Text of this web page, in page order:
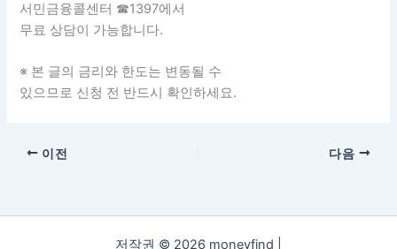
서민금융콜센터 ☎1397에서
무료 상담이 가능합니다.
※ 본 글의 금리와 한도는 변동될 수
있으므로 신청 전 반드시 확인하세요.
이전 다음
저작권 © 2026 moneyfind |